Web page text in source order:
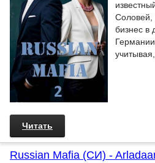
Соловей,
бизнес в
Читать
Russian Mafia (СИ) -